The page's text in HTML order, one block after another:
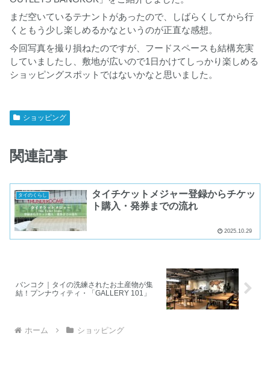
まだ空いているテナントがあったので、しばらくしてから行
くともう少し楽しめるかなというのが正直な感想。
今回写真を撮り損ねたのですが、フードスペースも結構充実
していましたし、敷地が広いので1日かけてしっかり楽しめる
ショッピングスポットではないかなと思いました。
ショッピング
関連記事
タイのくらし
タイチケットメジャー登録からチケッ
ト購入・発券までの流れ
2025.10.29
バンコク｜タイの洗練されたお土産物が集
結！プンナウィティ・「GALLERY 101」
ホーム ショッピング